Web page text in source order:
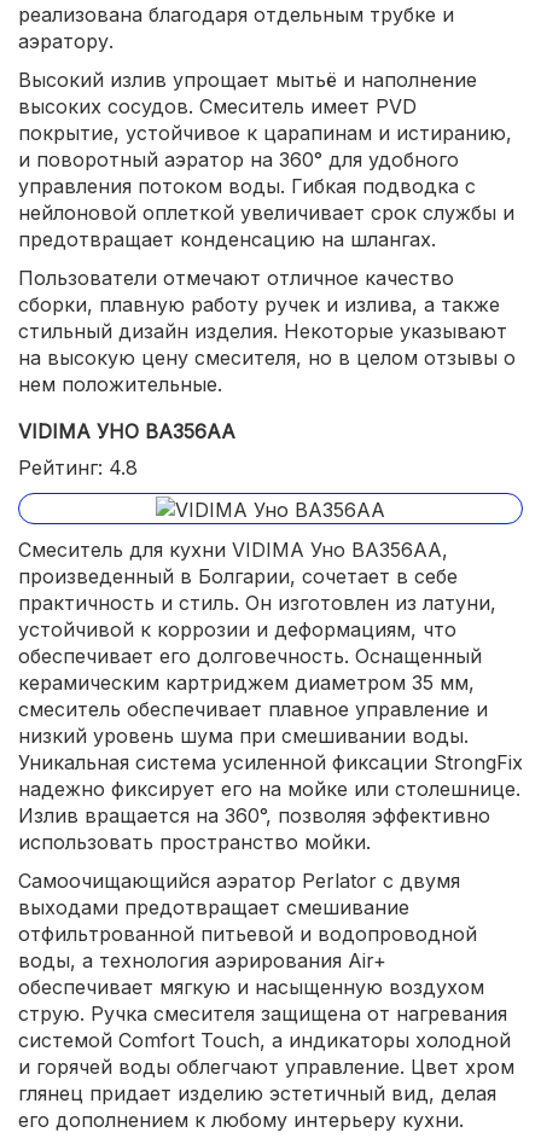
реализована благодаря отдельным трубке и
аэратору.
Высокий излив упрощает мытьё и наполнение
высоких сосудов. Смеситель имеет PVD
покрытие, устойчивое к царапинам и истиранию,
и поворотный аэратор на 360° для удобного
управления потоком воды. Гибкая подводка с
нейлоновой оплеткой увеличивает срок службы и
предотвращает конденсацию на шлангах.
Пользователи отмечают отличное качество
сборки, плавную работу ручек и излива, а также
стильный дизайн изделия. Некоторые указывают
на высокую цену смесителя, но в целом отзывы о
нем положительные.
VIDIMA УНО BA356AA
Рейтинг: 4.8
Смеситель для кухни VIDIMA Уно BA356AA,
произведенный в Болгарии, сочетает в себе
практичность и стиль. Он изготовлен из латуни,
устойчивой к коррозии и деформациям, что
обеспечивает его долговечность. Оснащенный
керамическим картриджем диаметром 35 мм,
смеситель обеспечивает плавное управление и
низкий уровень шума при смешивании воды.
Уникальная система усиленной фиксации StrongFix
надежно фиксирует его на мойке или столешнице.
Излив вращается на 360°, позволяя эффективно
использовать пространство мойки.
Самоочищающийся аэратор Perlator с двумя
выходами предотвращает смешивание
отфильтрованной питьевой и водопроводной
воды, а технология аэрирования Air+
обеспечивает мягкую и насыщенную воздухом
струю. Ручка смесителя защищена от нагревания
системой Comfort Touch, а индикаторы холодной
и горячей воды облегчают управление. Цвет хром
глянец придает изделию эстетичный вид, делая
его дополнением к любому интерьеру кухни.